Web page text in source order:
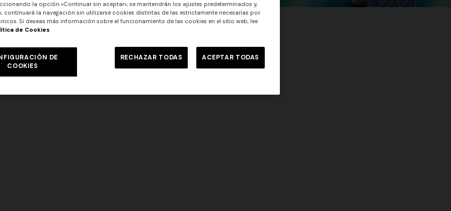
DISCOVER MORE
la opción «Continuar sin aceptar», se mantendrán los ajustes predeterminados y,
continuará la navegación sin utilizarse cookies distintas de las estrictamente necesarias por
Si deseas más información sobre el funcionamiento de las cookies en el sitio web, lee
de Cookies
DE
COOKIES
RECHAZAR TODAS ACEPTAR TODAS